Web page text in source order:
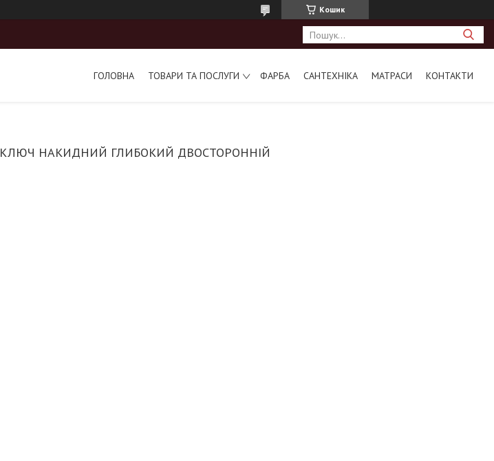
Кошик
ГОЛОВНА ТОВАРИ ТА ПОСЛУГИ ФАРБА САНТЕХНІКА МАТРАСИ КОНТАКТИ
КЛЮЧ НАКИДНИЙ ГЛИБОКИЙ ДВОСТОРОННІЙ